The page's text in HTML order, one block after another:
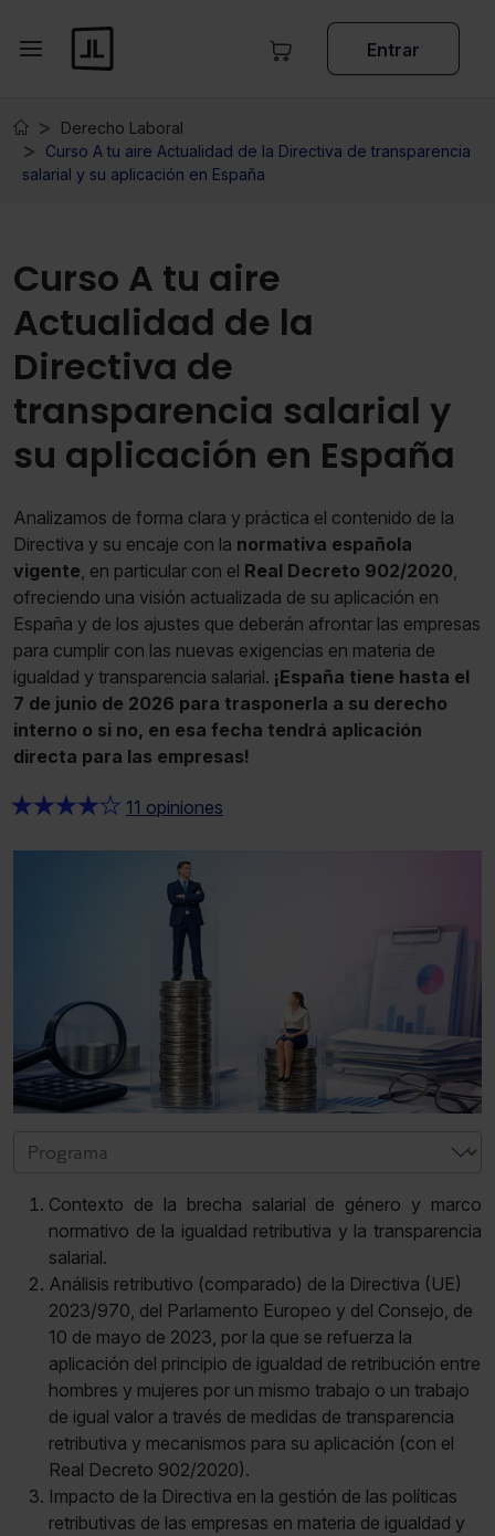
Entrar
Derecho Laboral
Curso A tu aire Actualidad de la Directiva de transparencia
salarial y su aplicación en España
Curso A tu aire
Actualidad de la
Directiva de
transparencia salarial y
su aplicación en España
Analizamos de forma clara y práctica el contenido de la
Directiva y su encaje con la normativa española
vigente, en particular con el Real Decreto 902/2020,
ofreciendo una visión actualizada de su aplicación en
España y de los ajustes que deberán afrontar las empresas
para cumplir con las nuevas exigencias en materia de
igualdad y transparencia salarial. ¡España tiene hasta el
7 de junio de 2026 para trasponerla a su derecho
interno o si no, en esa fecha tendrá aplicación
directa para las empresas!
★★★★★ 11 opiniones
Contexto de la brecha salarial de género y marco
normativo de la igualdad retributiva y la transparencia
salarial.
Análisis retributivo (comparado) de la Directiva (UE)
2023/970, del Parlamento Europeo y del Consejo, de
10 de mayo de 2023, por la que se refuerza la
aplicación del principio de igualdad de retribución entre
hombres y mujeres por un mismo trabajo o un trabajo
de igual valor a través de medidas de transparencia
retributiva y mecanismos para su aplicación (con el
Real Decreto 902/2020).
Impacto de la Directiva en la gestión de las políticas
retributivas de las empresas en materia de igualdad y